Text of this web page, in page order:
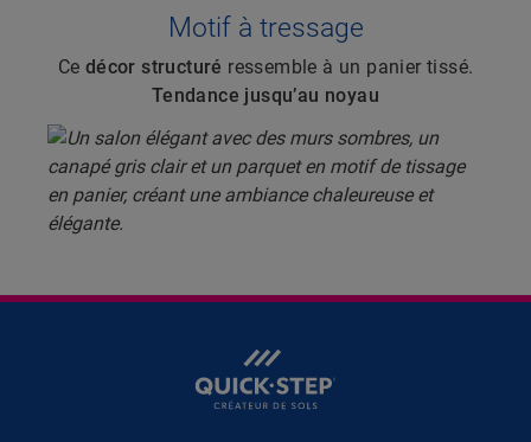
Motif à tressage
Ce décor structuré ressemble à un panier tissé.
Tendance jusqu’au noyau